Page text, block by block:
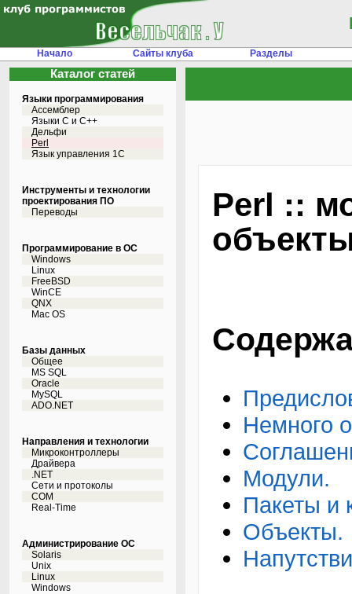
Начало Сайты клуба Разделы
Каталог статей
Языки программирования
Ассемблер
Языки С и C++
Дельфи
Perl
Язык управления 1С
Инструменты и технологии
проектирования ПО
Переводы
Программирование в ОС
Windows
Linux
FreeBSD
WinCE
QNX
Mac OS
Базы данных
Общее
MS SQL
Oracle
MySQL
ADO.NET
Направления и технологии
Микроконтроллеры
Драйвера
.NET
Сети и протоколы
COM
Real-Time
Администрирование ОС
Solaris
Unix
Linux
Windows
Perl ::
Немного
Модули.
Пакеты и
Объекты.